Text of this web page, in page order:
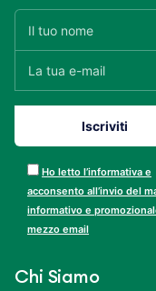
Ho letto l’informativa e
acconsento all’invio del
informativo e
mezzo email
Chi Siamo